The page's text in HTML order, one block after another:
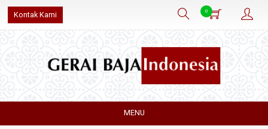
Kontak Kami 0
MENU